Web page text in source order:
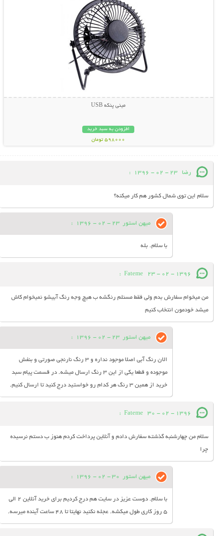
مینی پنکه USB
افزودن به سبد خرید
598000 تومان
رضا 23 - 02 - 1396
:
سلام این توی شمال کشور هم کار میکنه؟
میهن استور 23 - 02 - 1396
:
با سلام. بله
Fateme 23 - 02 - 1396
:
من میخوام سفارش بدم ولی فقط مسئلم رنگشه ب هیچ وجه رنگ آبیشو نمیخوام کاش
میشد خودمون انتخاب کنیم
میهن استور 23 - 02 - 1396
:
الان رنگ آبی اصلا موجود نداره و 3 رنگ نارنجی صورتی و بنفش
موجوده و قطعا یکی از این 3 رنگ ارسال میشه. در قسمت پیام سبد
خرید از همین 3 رنگ هر کدام رو خواستید درج کنید تا ارسال کنیم.
Fateme 30 - 02 - 1396
:
سلام من چهارشنبه گذشته سفارش دادم و آنلاین پرداخت کردم هنوز ب دستم نرسیده
چرا
میهن استور 30 - 02 - 1396
:
با سلام. دوست عزیز در سایت هم درج کردیم برای خرید آنلاین 2 الی
5 روز کاری طول میکشه. عجله نکنید نهایتا تا 48 ساعت آینده میرسه.